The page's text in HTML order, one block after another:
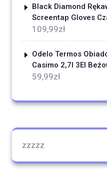
Black Diamond
Screentap Gloves
109,99zł
Odelo Termos
Casimo 2,7l 3El
59,99zł
zzzzz